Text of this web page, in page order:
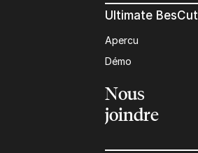
Ultimate BesCut
Apercu
Démo
Nous
joindre